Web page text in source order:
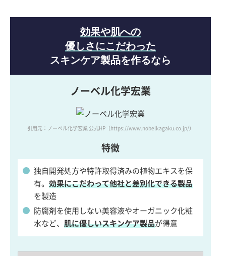
効果や肌への
優しさにこだわった
スキンケア製品を作るなら
ノーベル化学宏業
引用元：ノーベル化学宏業 公式HP（https://www.nobelkagaku.co.jp/）
特徴
独自開発処方や特許取得済みの植物エキスを保
有。 効果にこだわって他社と差別化できる製品
を製造
防腐剤を使用しない美容液やオーガニック化粧
水など、 肌に優しいスキンケア製品が得意